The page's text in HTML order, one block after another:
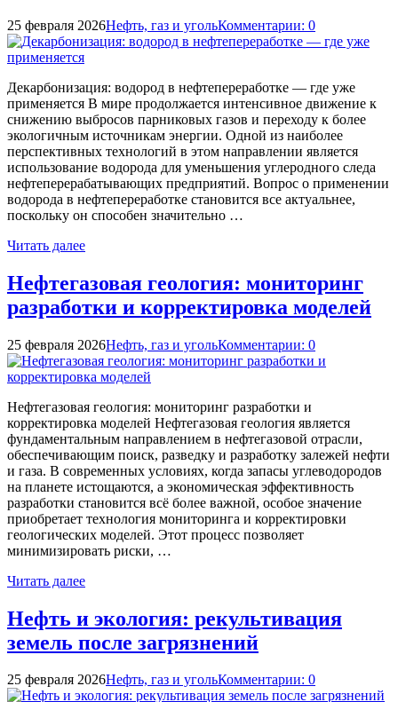
25 февраля 2026Нефть, газ и угольКомментарии: 0
Декарбонизация: водород в нефтепереработке — где уже
применяется В мире продолжается интенсивное движение к
снижению выбросов парниковых газов и переходу к более
экологичным источникам энергии. Одной из наиболее
перспективных технологий в этом направлении является
использование водорода для уменьшения углеродного следа
нефтеперерабатывающих предприятий. Вопрос о применении
водорода в нефтепереработке становится все актуальнее,
поскольку он способен значительно …
Читать далее
Нефтегазовая геология: мониторинг
разработки и корректировка моделей
25 февраля 2026Нефть, газ и угольКомментарии: 0
Нефтегазовая геология: мониторинг разработки и
корректировка моделей Нефтегазовая геология является
фундаментальным направлением в нефтегазовой отрасли,
обеспечивающим поиск, разведку и разработку залежей нефти
и газа. В современных условиях, когда запасы углеводородов
на планете истощаются, а экономическая эффективность
разработки становится всё более важной, особое значение
приобретает технология мониторинга и корректировки
геологических моделей. Этот процесс позволяет
минимизировать риски, …
Читать далее
Нефть и экология: рекультивация
земель после загрязнений
25 февраля 2026Нефть, газ и угольКомментарии: 0